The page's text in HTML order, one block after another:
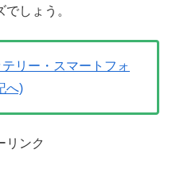
しょう。
リー・スマートフォ
へ)
リンク